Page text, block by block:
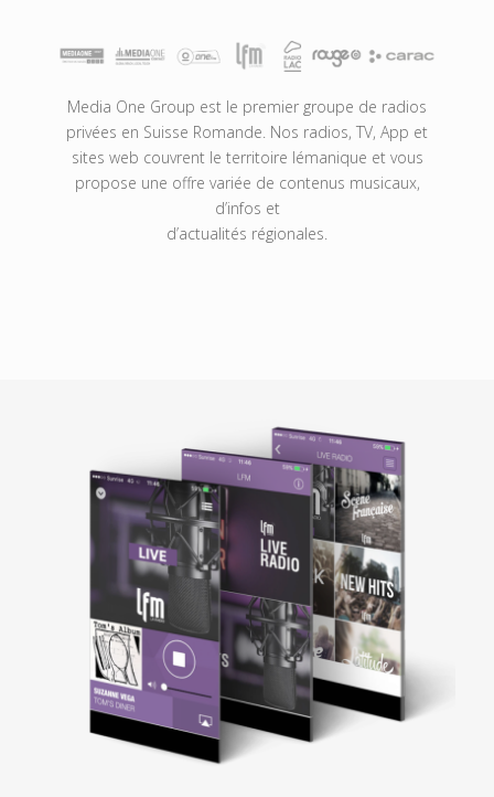
Media One Group est le premier groupe de radios
privées en Suisse Romande. Nos radios, TV, App et
sites web couvrent le territoire lémanique et vous
propose une offre variée de contenus musicaux,
d’infos et
d’actualités régionales.